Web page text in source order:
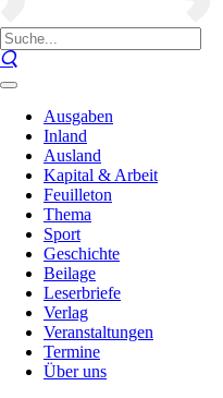
Ausgaben
Inland
Ausland
Kapital & Arbeit
Feuilleton
Thema
Sport
Geschichte
Beilage
Leserbriefe
Verlag
Veranstaltungen
Termine
Über uns